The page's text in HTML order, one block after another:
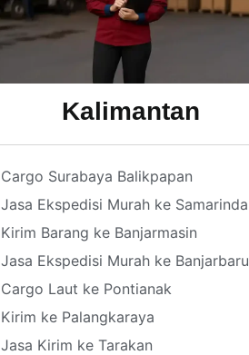
Kalimantan
Cargo Surabaya Balikpapan
Jasa Ekspedisi Murah ke Samarinda
Kirim Barang ke Banjarmasin
Jasa Ekspedisi Murah ke Banjarbaru
Cargo Laut ke Pontianak
Kirim ke Palangkaraya
Jasa Kirim ke Tarakan